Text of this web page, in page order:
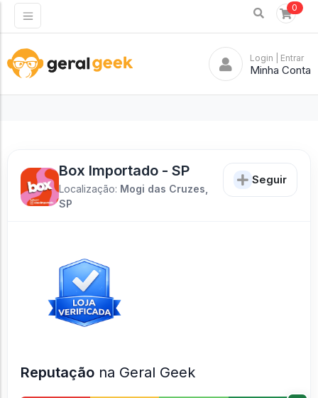
0
Login | Entrar
Minha Conta
Box Importado - SP
Localização: Mogi das Cruzes,
SP
Seguir
Reputação na Geral Geek